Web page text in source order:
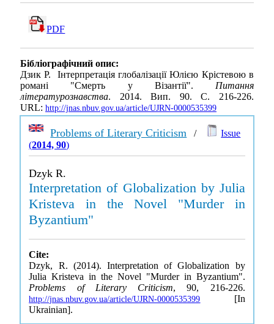
PDF
Бібліографічний опис:
Дзик Р. Інтерпретація глобалізації Юлією Крістевою в
романі "Смерть у Візантії". Питання
літературознавства. 2014. Вип. 90. С. 216-226.
URL: http://jnas.nbuv.gov.ua/article/UJRN-0000535399
Problems of Literary Criticism /
Issue
(2014, 90)
Dzyk R.
Interpretation of Globalization by Julia
Kristeva in the Novel "Murder in
Byzantium"
Cite:
Dzyk, R. (2014). Interpretation of Globalization by
Julia Kristeva in the Novel "Murder in Byzantium".
Problems of Literary Criticism, 90, 216-226.
http://jnas.nbuv.gov.ua/article/UJRN-0000535399 [In
Ukrainian].